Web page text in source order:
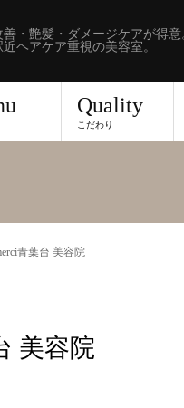
善・艶髪・ダメージケアが得
ヘアケア重視の美容室。
Quality
こだわり
青葉台 美容院
美容院